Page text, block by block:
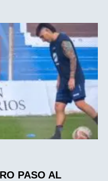
PASO AL